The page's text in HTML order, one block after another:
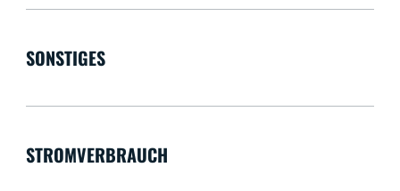
SONSTIGES
STROMVERBRAUCH